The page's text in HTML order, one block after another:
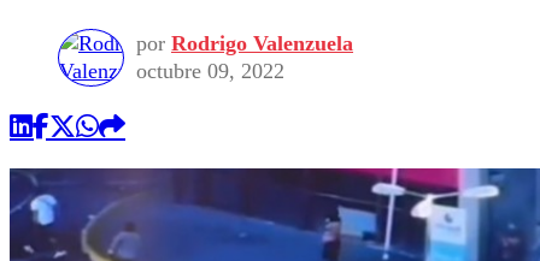
Otros Deportes
Seleccion Chilena
Torneo Internacional
Universidad de Chile
Dato Practico
Economía
Internacional
Publicaciones en medios
Opinión
por Rodrigo Valenzuela
octubre 09, 2022